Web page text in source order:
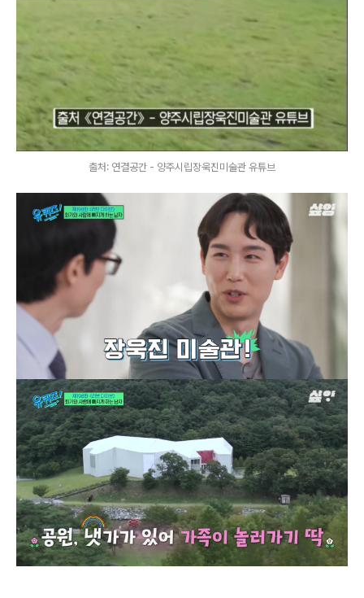
출처: 연결공간 - 양주시립장욱진미술관 유튜브